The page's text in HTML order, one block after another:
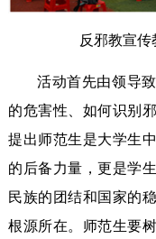
反邪教宣传
活动首先由领导
的危害性、如何识别
提出师范生是大学生
的后备力量，更是学
民族的团结和国家的
根源所在。师范生要